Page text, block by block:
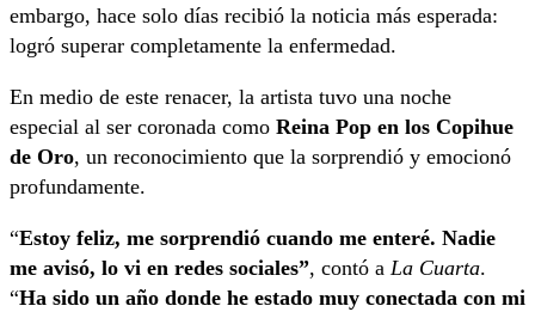
embargo, hace solo días recibió la noticia más esperada:
logró superar completamente la enfermedad.
En medio de este renacer, la artista tuvo una noche
especial al ser coronada como Reina Pop en los Copihue
de Oro, un reconocimiento que la sorprendió y emocionó
profundamente.
“Estoy feliz, me sorprendió cuando me enteré. Nadie
me avisó, lo vi en redes sociales”, contó a La Cuarta.
“Ha sido un año donde he estado muy conectada con mi